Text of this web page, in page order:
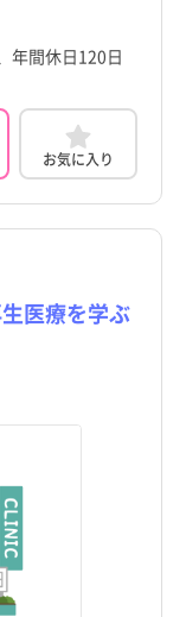
年間休日120日
お気に入り
医療を学ぶ